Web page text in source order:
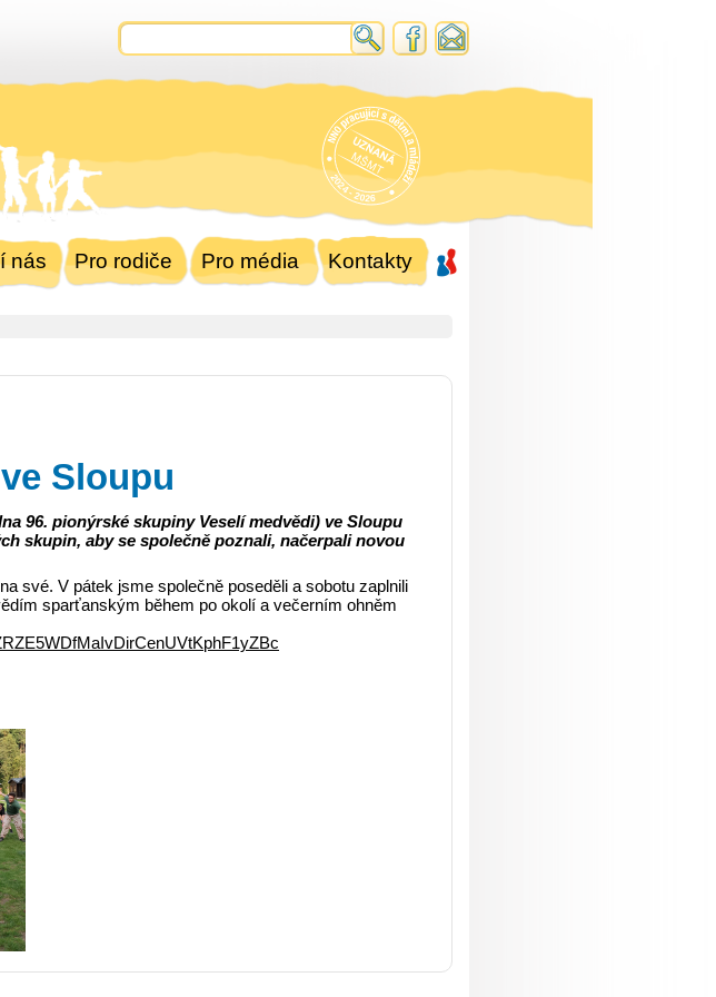
nás Pro rodiče Pro média Kontakty
Sloupu
96. pionýrské skupiny Veselí medvědi) ve Sloupu
skupin, aby se společně poznali, načerpali novou
své. V pátek jsme společně poseděli a sobotu zaplnili
sparťanským během po okolí a večerním ohněm